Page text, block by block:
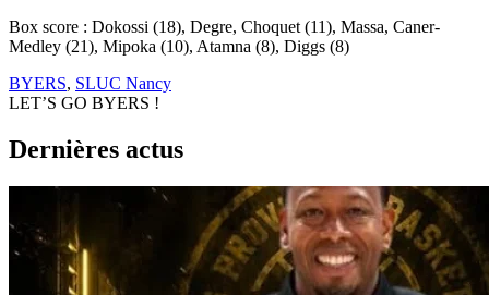
Box score : Dokossi (18), Degre, Choquet (11), Massa, Caner-
Medley (21), Mipoka (10), Atamna (8), Diggs (8)
BYERS, SLUC Nancy
LET’S GO BYERS !
Dernières actus